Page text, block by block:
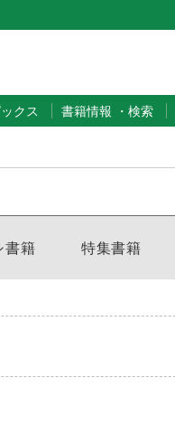
ックス 書籍情報 ・ 検索
書籍 特集書籍